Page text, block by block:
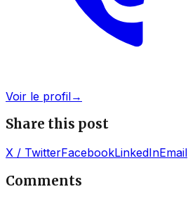
Voir le profil→
Share this post
X / TwitterFacebookLinkedInEmail
Comments